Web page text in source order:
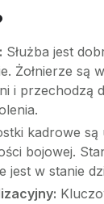
Służba jest
Żołnierze są
i przechodzą
kadrowe
bojowej.
w stanie